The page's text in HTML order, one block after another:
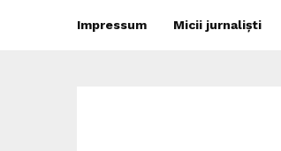
Impressum Micii jurnaliști